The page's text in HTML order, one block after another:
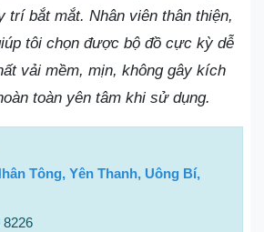
trí bắt mắt. Nhân viên thân thiện,
tôi chọn được bộ đồ cực kỳ dễ
vải mềm, mịn, không gây kích
toàn yên tâm khi sử dụng.
Tông, Yên Thanh, Uông Bí,
8226